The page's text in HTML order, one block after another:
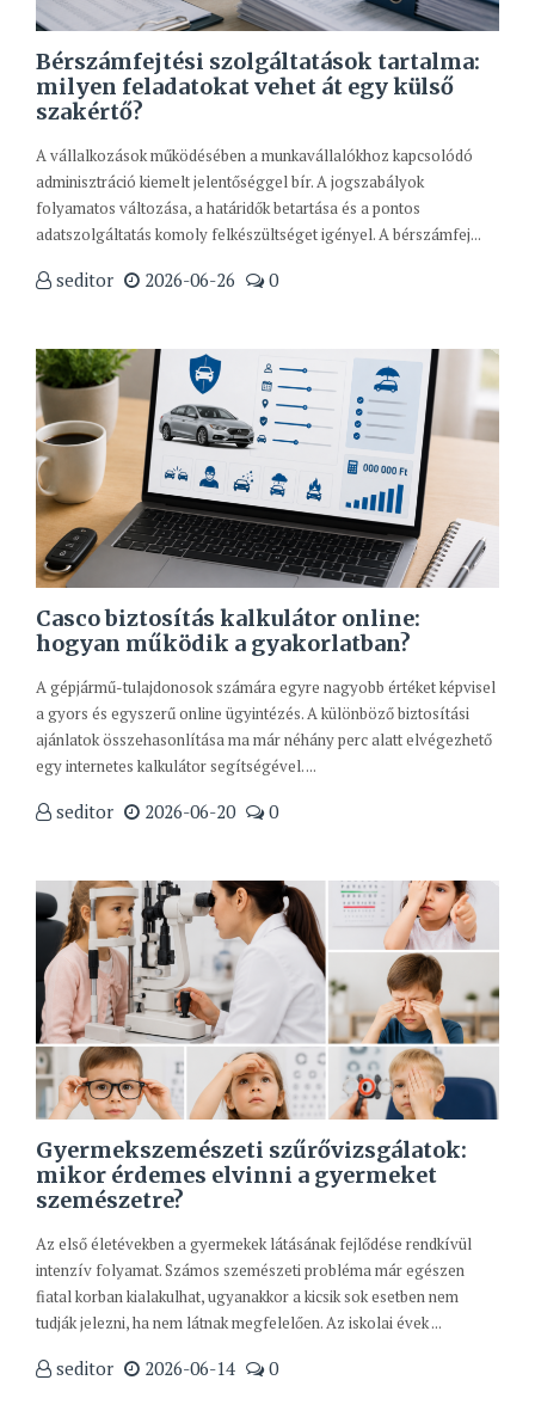
Bérszámfejtési szolgáltatások tartalma:
milyen feladatokat vehet át egy külső
szakértő?
A vállalkozások működésében a munkavállalókhoz kapcsolódó
adminisztráció kiemelt jelentőséggel bír. A jogszabályok
folyamatos változása, a határidők betartása és a pontos
adatszolgáltatás komoly felkészültséget igényel. A bérszámfej...
seditor 2026-06-26 0
Casco biztosítás kalkulátor online:
hogyan működik a gyakorlatban?
A gépjármű-tulajdonosok számára egyre nagyobb értéket képvisel
a gyors és egyszerű online ügyintézés. A különböző biztosítási
ajánlatok összehasonlítása ma már néhány perc alatt elvégezhető
egy internetes kalkulátor segítségével. ...
seditor 2026-06-20 0
Gyermekszemészeti szűrővizsgálatok:
mikor érdemes elvinni a gyermeket
szemészetre?
Az első életévekben a gyermekek látásának fejlődése rendkívül
intenzív folyamat. Számos szemészeti probléma már egészen
fiatal korban kialakulhat, ugyanakkor a kicsik sok esetben nem
tudják jelezni, ha nem látnak megfelelően. Az iskolai évek ...
seditor 2026-06-14 0